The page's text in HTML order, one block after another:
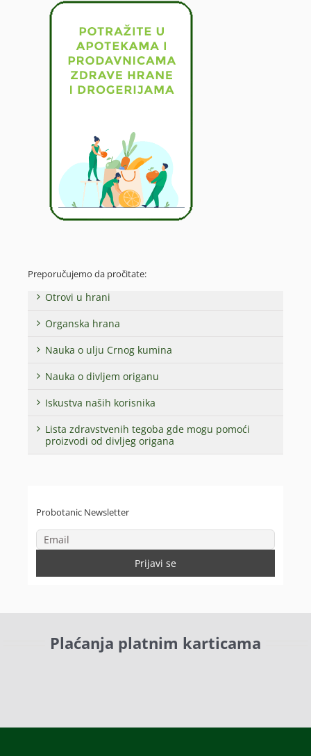
Preporučujemo da pročitate:
Otrovi u hrani
Organska hrana
Nauka o ulju Crnog kumina
Nauka o divljem origanu
Iskustva naših korisnika
Lista zdravstvenih tegoba gde mogu pomoći
proizvodi od divljeg origana
Probotanic Newsletter
Plaćanja platnim karticama